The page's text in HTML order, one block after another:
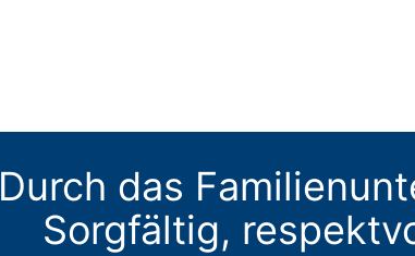
Durch das
Sorgfältig,